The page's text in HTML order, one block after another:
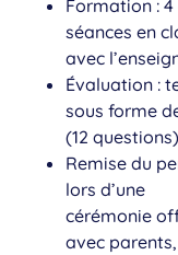
Formation : 4
séances en
avec
Évaluation :
sous forme
(12
Remise du
lors d’une
cérémonie
avec parents,